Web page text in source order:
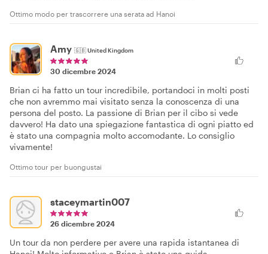
Ottimo modo per trascorrere una serata ad Hanoi
Amy 🇬🇧United Kingdom
30 dicembre 2024
Brian ci ha fatto un tour incredibile, portandoci in molti posti
che non avremmo mai visitato senza la conoscenza di una
persona del posto. La passione di Brian per il cibo si vede
davvero! Ha dato una spiegazione fantastica di ogni piatto ed
è stato una compagnia molto accomodante. Lo consiglio
vivamente!
Ottimo tour per buongustai
staceymartin007
26 dicembre 2024
Un tour da non perdere per avere una rapida istantanea di